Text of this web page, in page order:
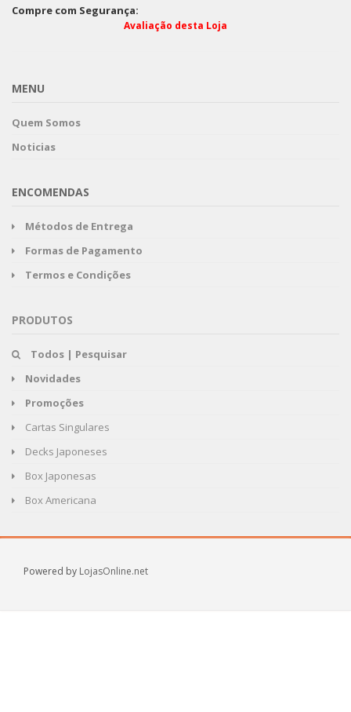
Compre com Segurança:
Avaliação desta Loja
MENU
Quem Somos
Noticias
ENCOMENDAS
Métodos de Entrega
Formas de Pagamento
Termos e Condições
PRODUTOS
Todos | Pesquisar
Novidades
Promoções
Cartas Singulares
Decks Japoneses
Box Japonesas
Box Americana
Powered by LojasOnline.net